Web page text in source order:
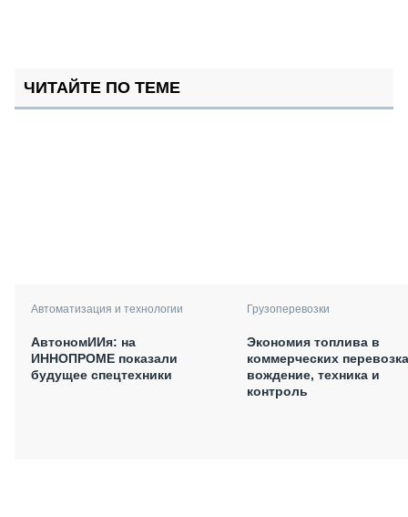
ЧИТАЙТЕ ПО ТЕМЕ
Автоматизация и технологии
АвтономИИя: на
ИННОПРОМЕ показали
будущее спецтехники
Грузоперевозки
Экономия топлива в
коммерческих
вождение, техника и
контроль